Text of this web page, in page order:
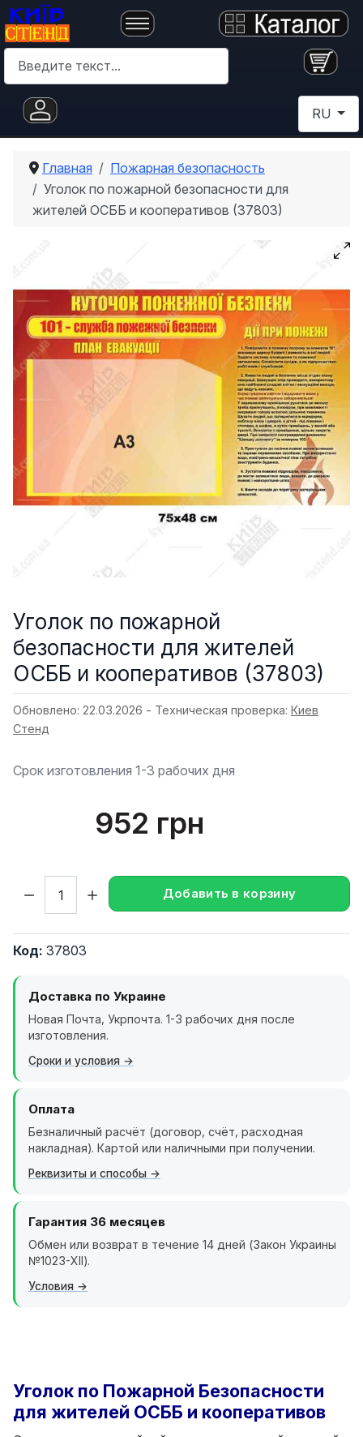
Поиск
RU
Главная
Пожарная безопасность
Уголок по пожарной безопасности для
жителей ОСББ и кооперативов (37803)
Уголок по пожарной
безопасности для жителей
ОСББ и кооперативов (37803)
Обновлено: 22.03.2026 - Техническая проверка: Киев
Стенд
Срок изготовления 1-3 рабочих дня
952 грн
Добавить в корзину
Код: 37803
Доставка по Украине
Новая Почта, Укрпочта. 1-3 рабочих дня после
изготовления.
Сроки и условия
Оплата
Безналичный расчёт (договор, счёт, расходная
накладная). Картой или наличными при получении.
Реквизиты и способы
Гарантия 36 месяцев
Обмен или возврат в течение 14 дней (Закон Украины
№1023-XII).
Условия
Уголок по Пожарной Безопасности
для жителей ОСББ и кооперативов